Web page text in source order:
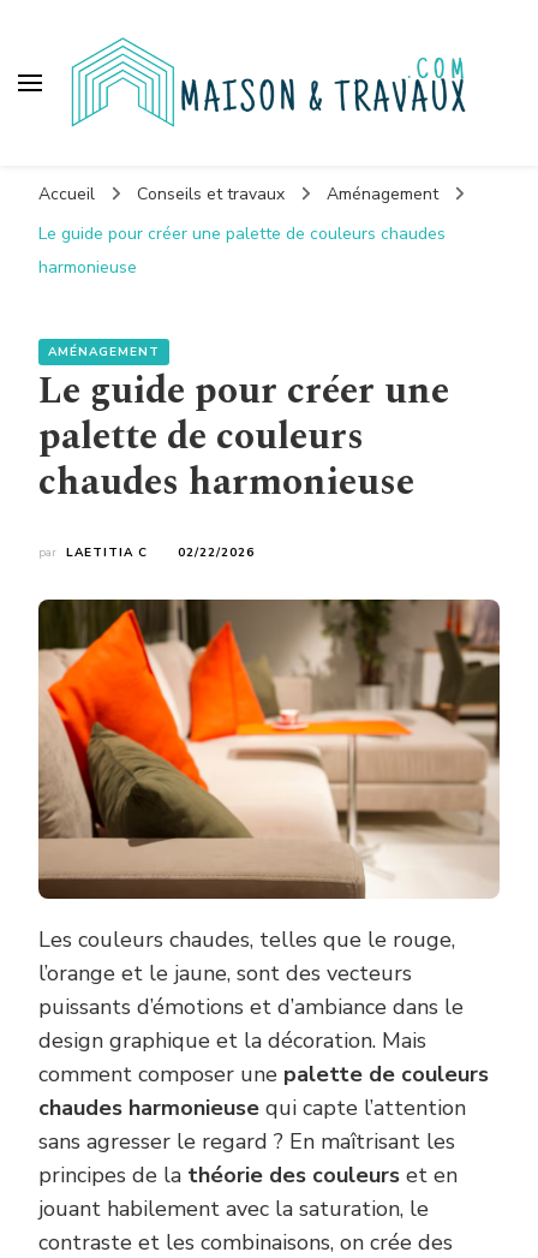
Accueil Conseils et travaux
Aménagement
Le guide pour créer une palette de couleurs chaudes
harmonieuse
AMÉNAGEMENT
Le guide pour créer une
palette de couleurs
chaudes harmonieuse
par LAETITIA C 02/22/2026
Les couleurs chaudes, telles que le rouge,
l’orange et le jaune, sont des vecteurs
puissants d’émotions et d’ambiance dans le
design graphique et la décoration. Mais
comment composer une palette de couleurs
chaudes harmonieuse qui capte l’attention
sans agresser le regard ? En maîtrisant les
principes de la théorie des couleurs et en
jouant habilement avec la saturation, le
contraste et les combinaisons, on crée des